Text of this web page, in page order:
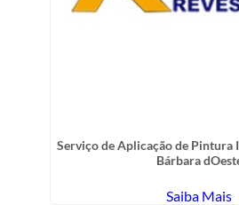
Serviço de Aplicação de Pintura
Bárbara
Saiba Mais